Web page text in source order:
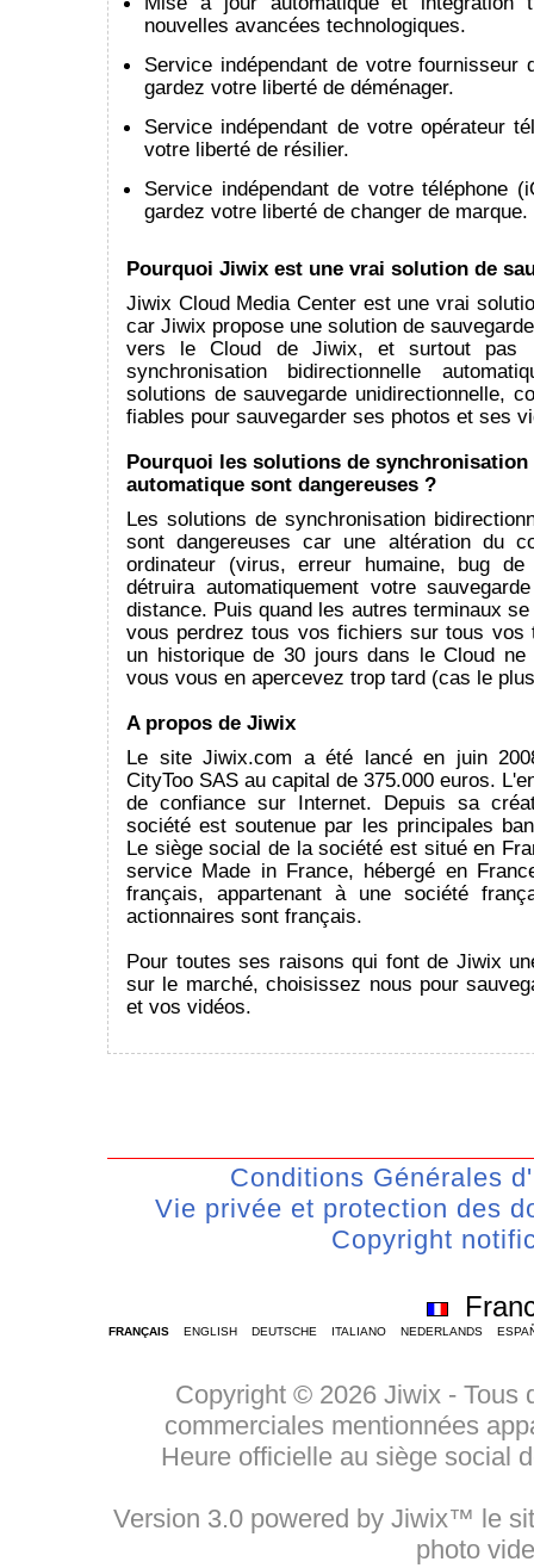
nouvelles avancées technologiques.
Service indépendant de votre fournisseur
gardez votre liberté de déménager.
Service indépendant de votre opérateur
votre liberté de résilier.
Service indépendant de votre téléphone
gardez votre liberté de changer de marque.
Pourquoi Jiwix est une vrai solution de
Jiwix Cloud Media Center est une vrai
car Jiwix propose une solution de
vers le Cloud de Jiwix, et surtout pas
synchronisation bidirectionnelle
solutions de sauvegarde unidirectionnelle,
fiables pour sauvegarder ses photos et ses
Pourquoi les solutions de
automatique sont dangereuses ?
Les solutions de synchronisation
sont dangereuses car une altération du
ordinateur (virus, erreur humaine, bug de
détruira automatiquement votre
distance. Puis quand les autres terminaux
vous perdrez tous vos fichiers sur tous vos
un historique de 30 jours dans le Cloud
vous vous en apercevez trop tard (cas le
A propos de Jiwix
Le site Jiwix.com a été lancé en juin
CityToo SAS au capital de 375.000 euros.
de confiance sur Internet. Depuis sa
société est soutenue par les principales
Le siège social de la société est situé en
service Made in France, hébergé en
français, appartenant à une société
actionnaires sont français.
Pour toutes ses raisons qui font de Jiwix
sur le marché, choisissez nous pour
et vos vidéos.
Conditions Générales
Vie privée et protection des
Copyright
FRANÇAIS ENGLISH DEUTSCHE ITALIANO NEDERLANDS
Copyright © 2026 Jiwix - Tous
commerciales mentionnées
Heure officielle au siège social
Version 3.0 powered by Jiwix™ le
photo